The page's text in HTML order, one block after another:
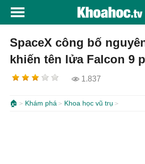
SpaceX công bố
khiến tên lửa Falcon 9
1.837
🏠 Khám phá Khoa học vũ trụ